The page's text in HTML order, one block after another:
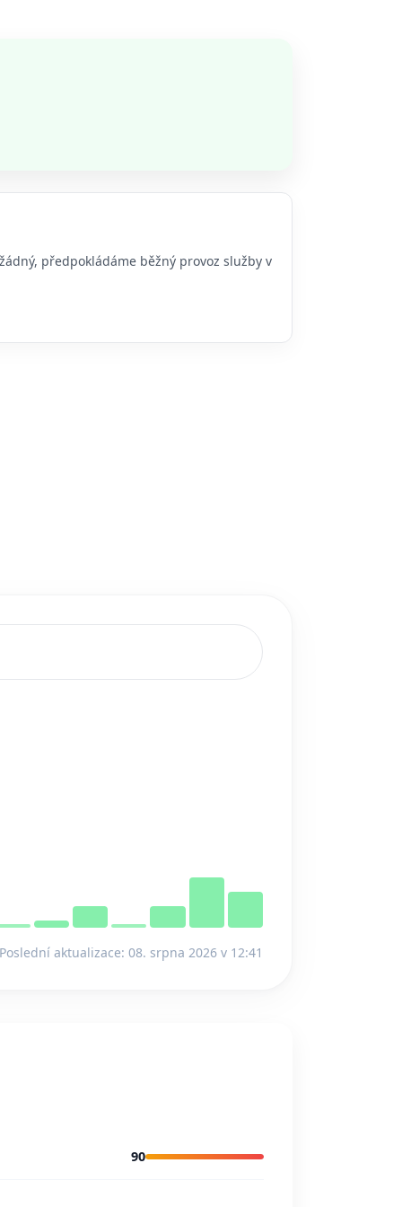
předpokládáme běžný provoz služby v
Poslední aktualizace: 08. srpna 2026 v 12:41
90